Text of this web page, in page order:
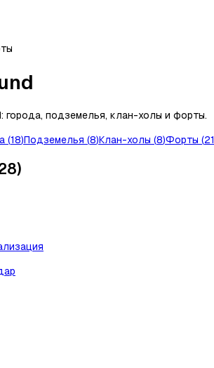
города, подземелья, клан-холы и форты.
(18)Подземелья (8)Клан-холы (8)Форты (21
)